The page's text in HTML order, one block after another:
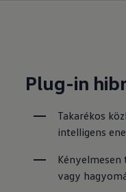
Plug-in
Takarékos
intelligens
vagy